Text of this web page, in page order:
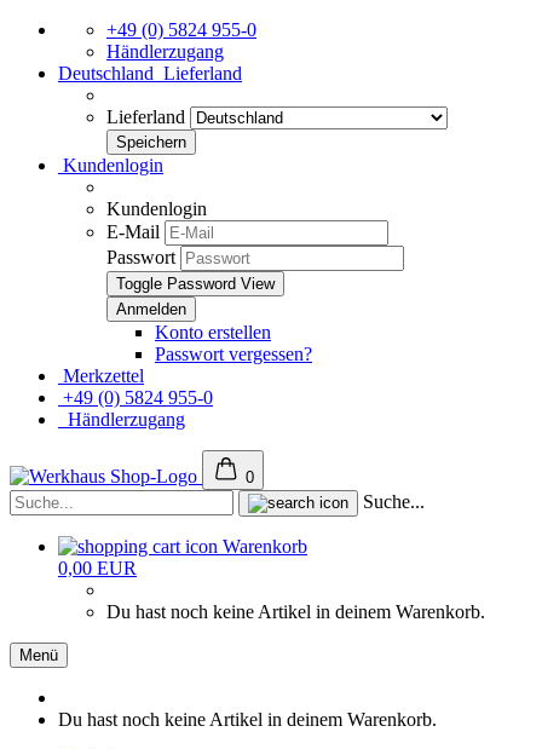
+49 (0) 5824 955-0
Händlerzugang
Deutschland Lieferland
Lieferland
Kundenlogin
Kundenlogin
E-Mail
Passwort
Toggle Password View
Konto erstellen
Passwort vergessen?
Merkzettel
+49 (0) 5824 955-0
Händlerzugang
0
Suche...
Warenkorb
0,00 EUR
Du hast noch keine Artikel in deinem Warenkorb.
Menü
Du hast noch keine Artikel in deinem Warenkorb.